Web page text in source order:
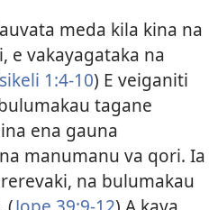
meda kila kina na
e vakayagataka na
1:4-10) E veiganiti
tagane
ena gauna
manumanu va qori. Ia
na bulumakau